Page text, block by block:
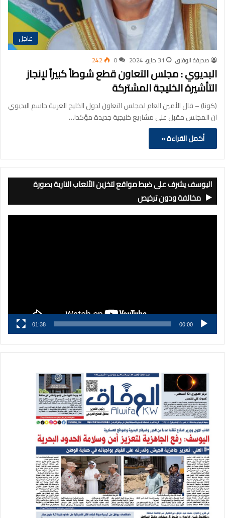
عاجل
صحيفة الوفاق 31 مايو، 2024 0
242
البديوي : مجلس التعاون قطع شوطاً كبيراً لإنجاز
التأشيرة الخليجة المشتركة
(كونا) – قال الأمين العام لمجلس التعاون لدول الخليج العربية جاسم البديوي
ان المجلس مقبل على مشاريع خليجية جديدة مؤكدا…
أكمل القراءة »
اليوسف يشرف على ضبط مواقع لتخزين الألعاب النارية بصورة
مخالفة ودون ترخيص
00:00
01:38